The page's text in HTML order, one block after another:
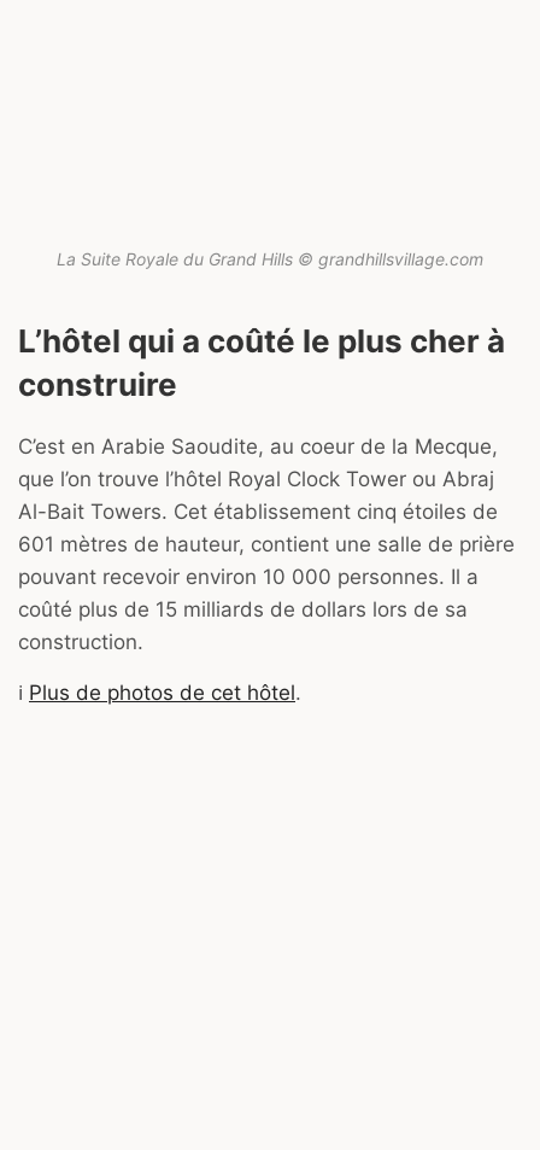
La Suite Royale du Grand Hills © grandhillsvillage.com
L’hôtel qui a coûté le plus cher à
construire
C’est en Arabie Saoudite, au coeur de la Mecque,
que l’on trouve l’hôtel Royal Clock Tower ou Abraj
Al-Bait Towers. Cet établissement cinq étoiles de
601 mètres de hauteur, contient une salle de prière
pouvant recevoir environ 10 000 personnes. Il a
coûté plus de 15 milliards de dollars lors de sa
construction.
ℹ️ Plus de photos de cet hôtel.